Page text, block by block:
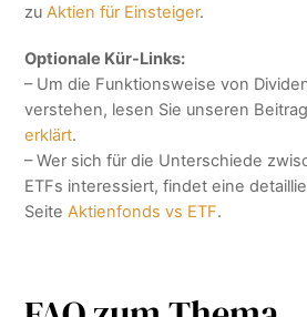
zuAktien für Einsteiger.
Optionale Kür-Links:
– Um die Funktionsweise von
verstehen, lesen Sie unseren
erklärt.
– Wer sich für die Unterschiede
ETFs interessiert, findet eine
SeiteAktienfonds vs ETF.